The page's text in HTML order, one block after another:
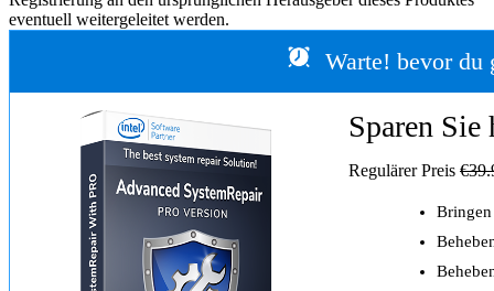
eventuell weitergeleitet werden.
Warte! bevor du
Sparen Sie
Regulärer Preis